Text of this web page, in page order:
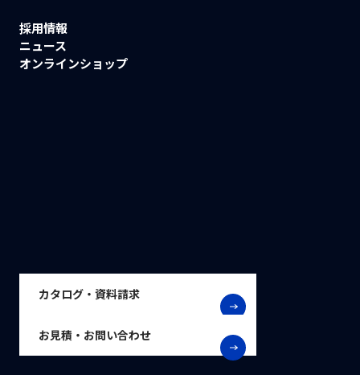
採用情報
ニュース
オンラインショップ
カタログ・資料請求
お見積・お問い合わせ